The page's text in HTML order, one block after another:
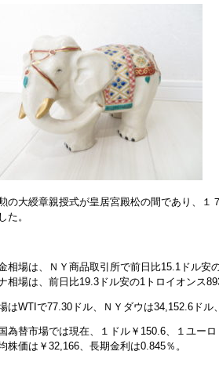
の大綬章親授式が皇居宮殿松の間であり、１
た。
相場は、ＮＹ商品取引所で前日比15.1ドル安
相場は、前日比19.3ドル安の1トロイオンス
はWTIで77.30ドル、ＮＹダウは34,152.6ドル
為替市場では現在、１ドル￥150.6、１ユーロ
株価は￥32,166、長期金利は0.845％。